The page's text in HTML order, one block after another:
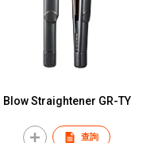
Blow Straightener GR-TY
查詢